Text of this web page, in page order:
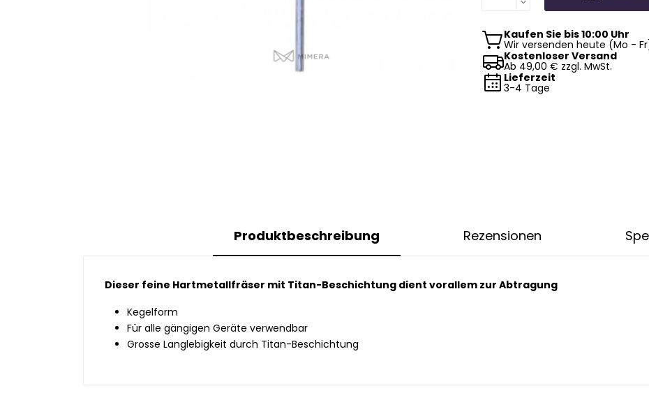
Kaufen Sie bis 10:00 Uhr
Wir versenden heute (Mo -
Kostenloser Versand
Ab 49,00 € zzgl. MwSt.
Lieferzeit
3-4 Tage
Produktbeschreibung Rezensionen
Dieser feine Hartmetallfräser mit Titan-Beschichtung dient vorallem zur Abtragung
Kegelform
Für alle gängigen Geräte verwendbar
Grosse Langlebigkeit durch Titan-Beschichtung